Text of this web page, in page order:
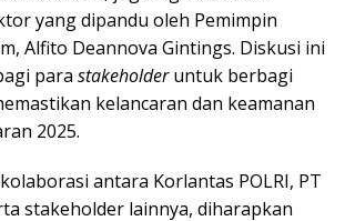
yang dipandu oleh Pemimpin
Alfito Deannova Gintings. Diskusi ini
para stakeholderuntuk berbagi
kelancaran dan keamanan
2025.
antara Korlantas POLRI, PT
stakeholder lainnya, diharapkan